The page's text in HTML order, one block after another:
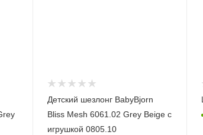
Детский шезлонг BabyBjorn
Bliss Mesh 6061.02 Grey Beige с
игрушкой 0805.10